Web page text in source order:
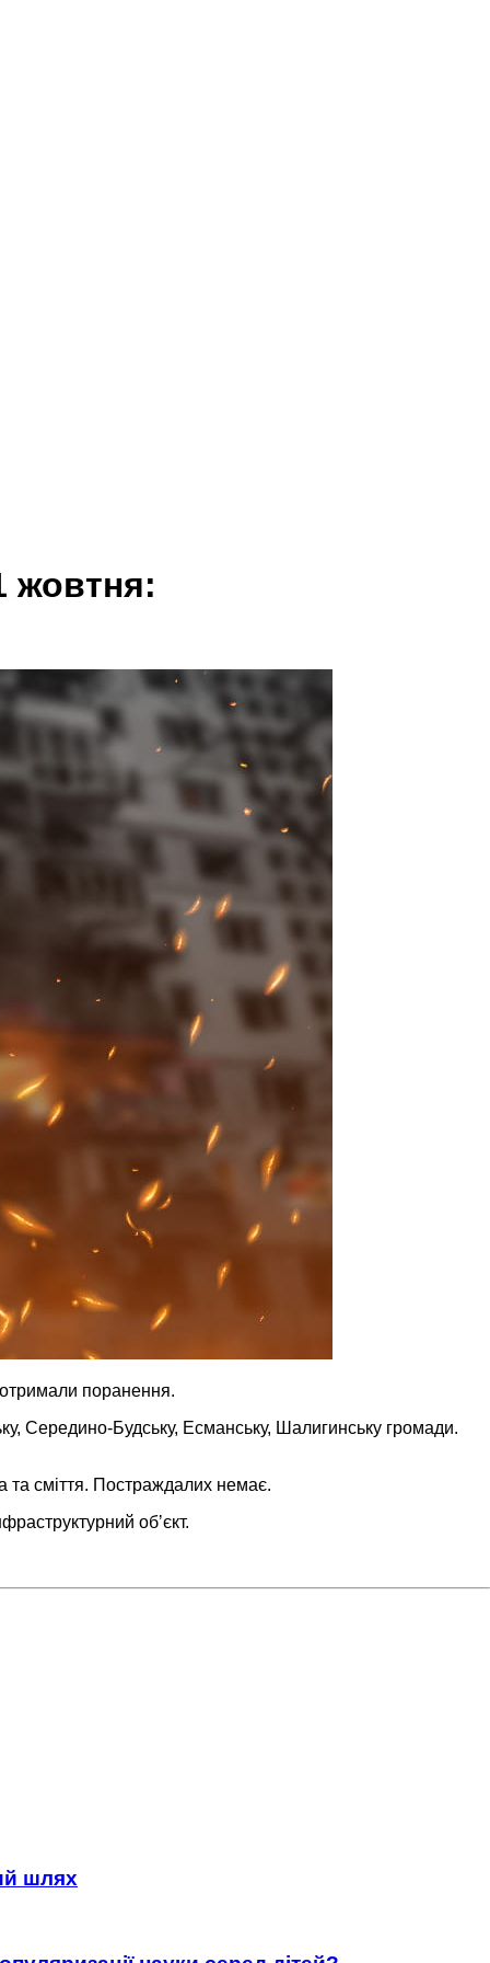
жовтня:
отримали поранення.
Середино-Будську, Есманську, Шалигинську громади.
та сміття. Постраждалих немає.
обʼєкт.
шлях